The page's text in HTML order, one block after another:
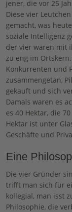
jener, die vor 25
Diese vier
gemacht, was
soziale Intelligenz
der vier waren mit
zu eng im
Konkurrenten und
zusammengetan,
gekauft und sich
Damals waren es
es 40 Hektar, die
Hektar ist unter
Geschäfte und
Eine
Die vier Gründer
trifft man sich für
kollegial, man isst
Philosophie, die